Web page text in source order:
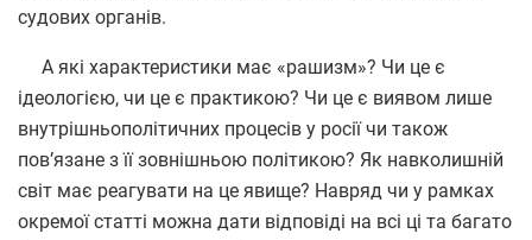
судових органів.
А які характеристики має «рашизм»? Чи це є
ідеологією, чи це є практикою? Чи це є виявом лише
внутрішньополітичних процесів у росії чи також
пов’язане з її зовнішньою політикою? Як навколишній
світ має реагувати на це явище? Навряд чи у рамках
окремої статті можна дати відповіді на всі ці та багато